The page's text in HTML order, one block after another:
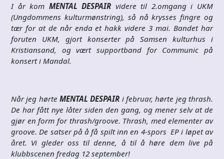
I år kom MENTAL DESPAIR videre til 2.omgang i UKM
(Ungdommens kulturmønstring), så nå krysses fingre og
tær for at de når enda et hakk videre 3 mai. Bandet har
foruten UKM, gjort konserter på Samsen kulturhus i
Kristiansand, og vært supportband for Communic på
konsert i Mandal.
Når jeg hørte MENTAL DESPAIR i februar, hørte jeg thrash.
De har fått nye låter siden den gang, og mener selv at de
gjør en form for thrash/groove. Thrash, med elementer av
groove. De satser på å få spilt inn en 4-spors EP i løpet av
året. Vi gleder oss til denne, å til å høre dem live på
klubbscenen fredag 12 september!